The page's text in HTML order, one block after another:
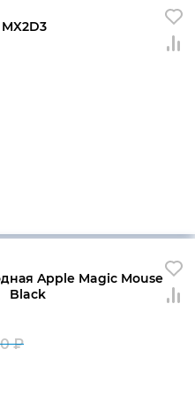
Apple Magic Mouse
Black
₽